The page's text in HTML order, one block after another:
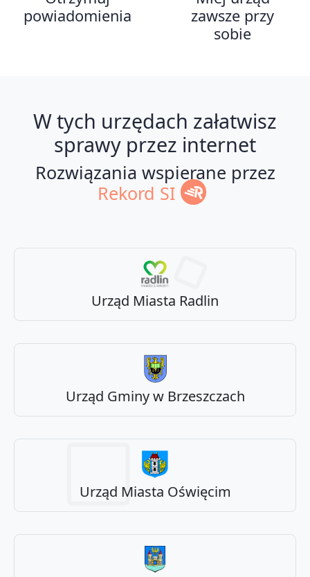
powiadomienia
zawsze przy
sobie
W tych urzędach załatwisz
sprawy przez internet
Rozwiązania wspierane przez
Rekord SI
Urząd Miasta Radlin
Urząd Gminy w Brzeszczach
Urząd Miasta Oświęcim